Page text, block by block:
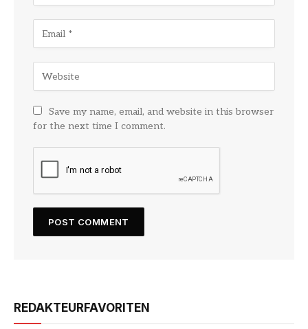
Save my name, email, and website in this browser
for the next time I comment.
REDAKTEURFAVORITEN